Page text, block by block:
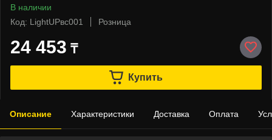
В наличии
Код: LightUPвс001
Розница
24 453 ₸
Купить
Описание Характеристики Доставка Оплата